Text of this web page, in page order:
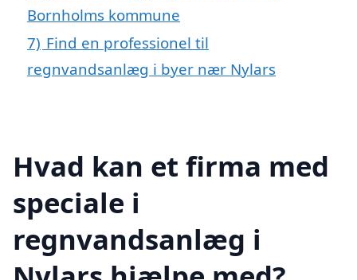
Bornholms kommune
7) Find en professionel til
regnvandsanlæg i byer nær Nylars
Hvad kan et firma med
speciale i
regnvandsanlæg i